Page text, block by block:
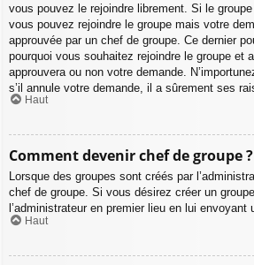
vous pouvez le rejoindre librement. Si le
vous pouvez rejoindre le groupe mais votre
approuvée par un chef de groupe. Ce dernier
pourquoi vous souhaitez rejoindre le groupe et
approuvera ou non votre demande.
s’il annule votre demande, il a sûrement ses
Haut
Comment devenir chef de groupe ?
Lorsque des groupes sont créés par
chef de groupe. Si vous désirez créer un
l’administrateur en premier lieu en lui envoyant
Haut